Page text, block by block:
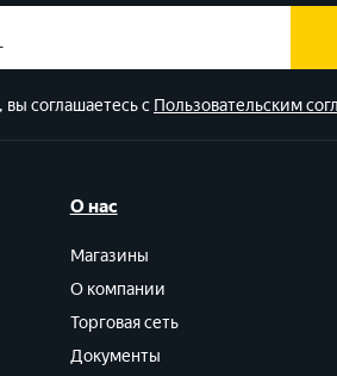
соглашаетесь с Пользовательским
О нас
Магазины
О компании
Торговая сеть
Документы